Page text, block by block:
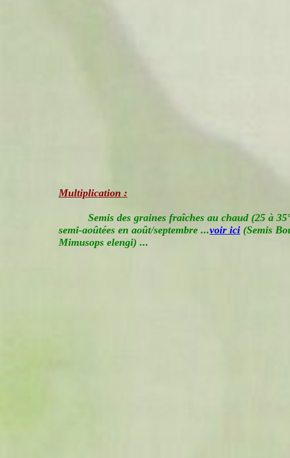
Multiplication :
Semis des graines fraîches au chaud (25 à
semi-aoûtées en août/septembre ...voir ici (Semis
Mimusops elengi) ...